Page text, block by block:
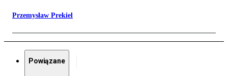
Przemysław Prekiel
Powiązane